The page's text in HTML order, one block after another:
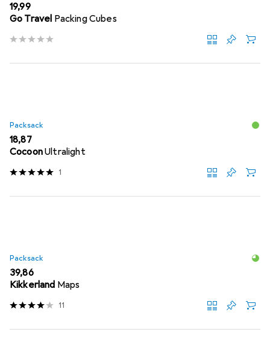
EUR
19,99
Go Travel Packing Cubes
Packsack
EUR
18,87
CocoonUltralight
1
Packsack
EUR
39,86
Kikkerland Maps
11